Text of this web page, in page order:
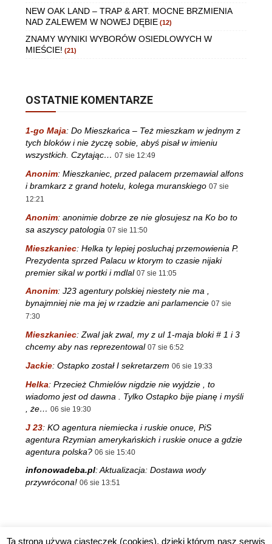
NEW OAK LAND – TRAP & ART. MOCNE BRZMIENIA
NAD ZALEWEM W NOWEJ DĘBIE (12)
ZNAMY WYNIKI WYBORÓW OSIEDLOWYCH W
MIEŚCIE! (21)
OSTATNIE KOMENTARZE
1-go Maja: Do Mieszkańca – Też mieszkam w jednym z
tych bloków i nie życzę sobie, abyś pisał w imieniu
wszystkich. Czytając… 07 sie 12:49
Anonim: Mieszkaniec, przed palacem przemawial alfons
i bramkarz z grand hotelu, kolega muranskiego 07 sie
12:21
Anonim: anonimie dobrze ze nie glosujesz na Ko bo to
sa aszyscy patologia 07 sie 11:50
Mieszkaniec: Helka ty lepiej posluchaj przemowienia P.
Prezydenta sprzed Palacu w ktorym to czasie nijaki
premier sikal w portki i mdlal 07 sie 11:05
Anonim: J23 agentury polskiej niestety nie ma ,
bynajmniej nie ma jej w rzadzie ani parlamencie 07 sie
7:30
Mieszkaniec: Zwal jak zwal, my z ul 1-maja bloki # 1 i 3
chcemy aby nas reprezentowal 07 sie 6:52
Jackie: Ostapko został I sekretarzem 06 sie 19:33
Helka: Przecież Chmielów nigdzie nie wyjdzie , to
wiadomo jest od dawna . Tylko Ostapko bije pianę i myśli
, że… 06 sie 19:30
J 23: KO agentura niemiecka i ruskie onuce, PiS
agentura Rzymian amerykańskich i ruskie onuce a gdzie
agentura polska? 06 sie 15:40
infonowadeba.pl:Aktualizacja: Dostawa wody
przywrócona! 06 sie 13:51
Ta strona używa ciasteczek (cookies), dzięki którym nasz serwis